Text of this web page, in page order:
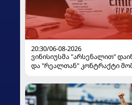
20:30/06-08-2026
ვინისიუსმა "არსენალით"
და "რეალთან" კონტრაქტი